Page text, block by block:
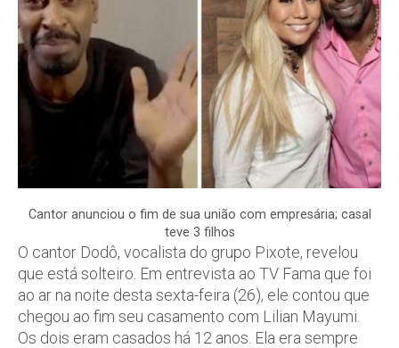
Cantor anunciou o fim de sua união com empresária; casal
teve 3 filhos
O cantor Dodô, vocalista do grupo Pixote, revelou
que está solteiro. Em entrevista ao TV Fama que foi
ao ar na noite desta sexta-feira (26), ele contou que
chegou ao fim seu casamento com Lilian Mayumi.
Os dois eram casados há 12 anos. Ela era sempre